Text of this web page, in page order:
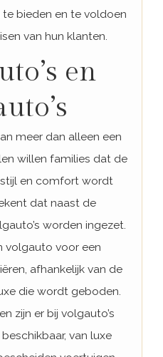
bieden en te voldoen
van hun klanten.
en
meer dan alleen een
willen families dat de
en comfort wordt
dat naast de
worden ingezet.
volgauto voor een
afhankelijk van de
die wordt geboden.
zijn er bij volgauto’s
van luxe